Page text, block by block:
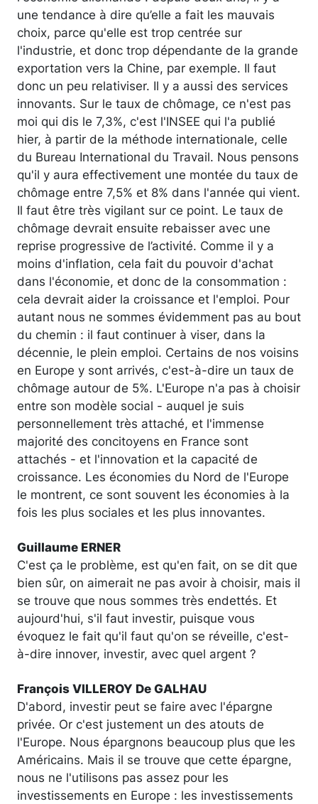
une tendance à dire qu’elle a fait les mauvais
choix, parce qu'elle est trop centrée sur
l'industrie, et donc trop dépendante de la grande
exportation vers la Chine, par exemple. Il faut
donc un peu relativiser. Il y a aussi des services
innovants. Sur le taux de chômage, ce n'est pas
moi qui dis le 7,3%, c'est l'INSEE qui l'a publié
hier, à partir de la méthode internationale, celle
du Bureau International du Travail. Nous pensons
qu'il y aura effectivement une montée du taux de
chômage entre 7,5% et 8% dans l'année qui vient.
Il faut être très vigilant sur ce point. Le taux de
chômage devrait ensuite rebaisser avec une
reprise progressive de l’activité. Comme il y a
moins d'inflation, cela fait du pouvoir d'achat
dans l'économie, et donc de la consommation :
cela devrait aider la croissance et l'emploi. Pour
autant nous ne sommes évidemment pas au bout
du chemin : il faut continuer à viser, dans la
décennie, le plein emploi. Certains de nos voisins
en Europe y sont arrivés, c'est-à-dire un taux de
chômage autour de 5%. L'Europe n'a pas à choisir
entre son modèle social - auquel je suis
personnellement très attaché, et l'immense
majorité des concitoyens en France sont
attachés - et l'innovation et la capacité de
croissance. Les économies du Nord de l'Europe
le montrent, ce sont souvent les économies à la
fois les plus sociales et les plus innovantes.
Guillaume ERNER
C'est ça le problème, est qu'en fait, on se dit que
bien sûr, on aimerait ne pas avoir à choisir, mais il
se trouve que nous sommes très endettés. Et
aujourd'hui, s'il faut investir, puisque vous
évoquez le fait qu'il faut qu'on se réveille, c'est-
à-dire innover, investir, avec quel argent ?
François VILLEROY De GALHAU
D'abord, investir peut se faire avec l'épargne
privée. Or c'est justement un des atouts de
l'Europe. Nous épargnons beaucoup plus que les
Américains. Mais il se trouve que cette épargne,
nous ne l'utilisons pas assez pour les
investissements en Europe : les investissements